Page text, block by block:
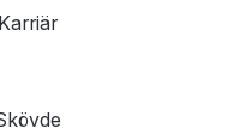
Karriär